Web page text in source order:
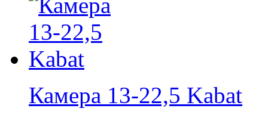
Камера 13-22,5 Kabat